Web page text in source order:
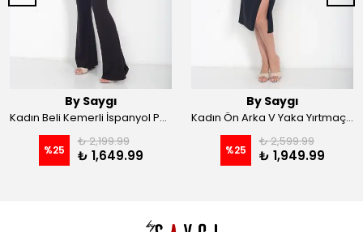
By Saygı
Kadın Beli Kemerli İspanyol Paça Likralı Krep Pantolon - Kahve
%25
₺ 2,199.99
₺ 1,649.99
By Saygı
Kadın Ön Arka V Yaka Yırtmaçlı Likralı Scuba Midi Elbise - Siyah
%25
₺ 2,599.99
₺ 1,949.99